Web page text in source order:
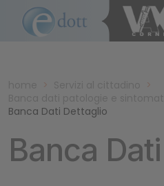
>
>
Banca Dati Dettaglio
Banca